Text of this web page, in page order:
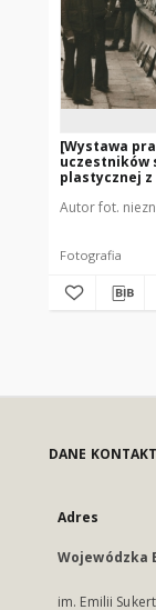
[Wystawa
uczestników
plastycznej z
Autor fot.
Fotografia
DANE
Adres
Wojewódzka
im. Emilii